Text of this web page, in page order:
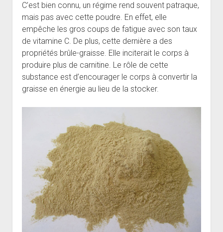
C’est bien connu, un régime rend souvent patraque,
mais pas avec cette poudre. En effet, elle
empêche les gros coups de fatigue avec son taux
de vitamine C. De plus, cette dernière a des
propriétés brûle-graisse. Elle inciterait le corps à
produire plus de carnitine. Le rôle de cette
substance est d’encourager le corps à convertir la
graisse en énergie au lieu de la stocker.